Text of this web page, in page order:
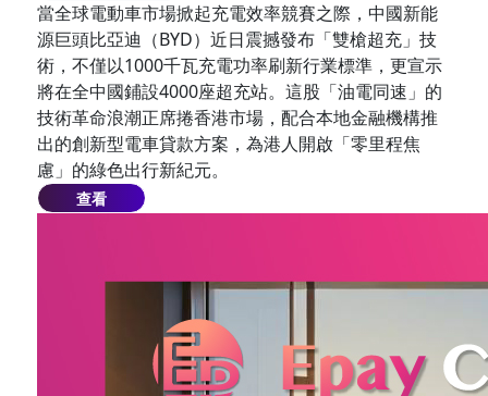
當全球電動車市場掀起充電效率競賽之際，中國新能
源巨頭比亞迪（BYD）近日震撼發布「雙槍超充」技
術，不僅以1000千瓦充電功率刷新行業標準，更宣示
將在全中國鋪設4000座超充站。這股「油電同速」的
技術革命浪潮正席捲香港市場，配合本地金融機構推
出的創新型電車貸款方案，為港人開啟「零里程焦
慮」的綠色出行新紀元。
查看